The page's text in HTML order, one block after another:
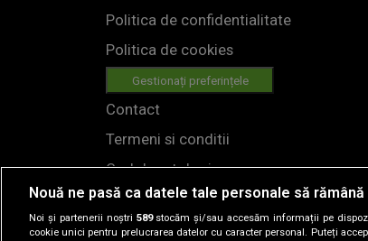
Politica de confidentialitate
Politica de cookies
Gestionați preferințele
Contact
Termeni si conditii
Cod deontologic
Regulamente
Nouă ne pasă ca datele tale personale să
Noi și partenerii noștri 589stocăm și/sau accesăm informații pe
cookie unici pentru prelucrarea datelor cu caracter personal. Puteți